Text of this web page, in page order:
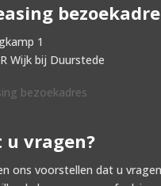
1
Wijk bij Duurstede
u vragen?
ons voorstellen dat u